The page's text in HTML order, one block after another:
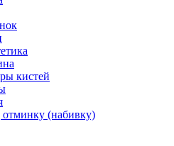
кистей
(набивку)